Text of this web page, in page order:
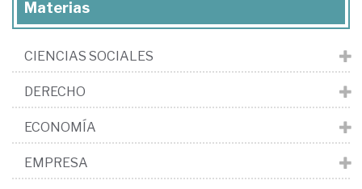
Materias
CIENCIAS SOCIALES
DERECHO
ECONOMÍA
EMPRESA